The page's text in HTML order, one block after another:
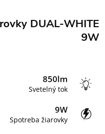
DUAL-WHITE
9W
850lm
Svetelný tok
9W
Spotreba žiarovky